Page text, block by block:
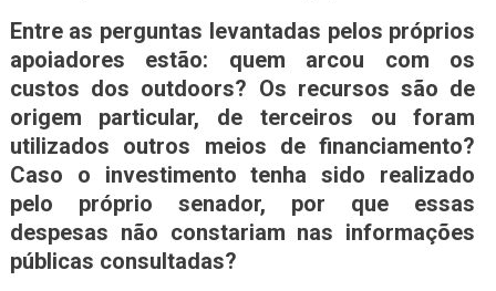
Entre as perguntas levantadas pelos próprios
apoiadores estão: quem arcou com os
custos dos outdoors? Os recursos são de
origem particular, de terceiros ou foram
utilizados outros meios de financiamento?
Caso o investimento tenha sido realizado
pelo próprio senador, por que essas
despesas não constariam nas informações
públicas consultadas?